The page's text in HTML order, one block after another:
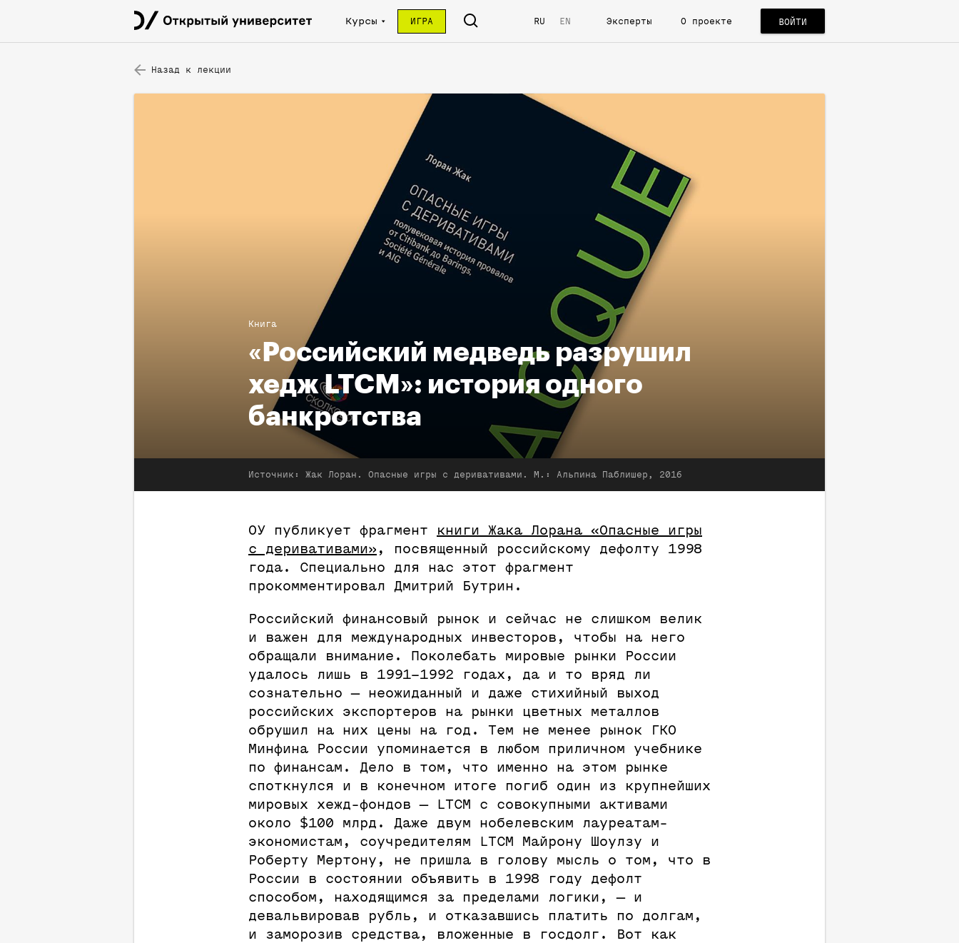
Курсы ИГРА RU EN Эксперты О проекте ВОЙТИ
Назад к лекции
Книга
«Российский медведь разрушил
хедж LTCM»: история одного
банкротства
Источник: Жак Лоран. Опасные игры с деривативами. М.: Альпина Паблишер, 2016
ОУ публикует фрагмент книги Жака Лорана «Опасные игры
с деривативами» , посвященный российскому дефолту 1998
года. Специально для нас этот фрагмент
прокомментировал Дмитрий Бутрин.
Российский финансовый рынок и сейчас не слишком велик
и важен для международных инвесторов, чтобы на него
обращали внимание. Поколебать мировые рынки России
удалось лишь в 1991–1992 годах, да и то вряд ли
сознательно — неожиданный и даже стихийный выход
российских экспортеров на рынки цветных металлов
обрушил на них цены на год. Тем не менее рынок ГКО
Минфина России упоминается в любом приличном учебнике
по финансам. Дело в том, что именно на этом рынке
споткнулся и в конечном итоге погиб один из крупнейших
мировых хежд-фондов — LTCM с совокупными активами
около $100 млрд. Даже двум нобелевским лауреатам-
экономистам, соучредителям LTCM Майрону Шоулзу и
Роберту Мертону, не пришла в голову мысль о том, что в
России в состоянии объявить в 1998 году дефолт
способом, находящимся за пределами логики, — и
девальвировав рубль, и отказавшись платить по долгам,
и заморозив средства, вложенные в госдолг. Вот как